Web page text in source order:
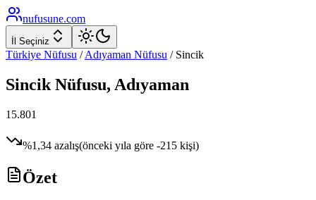
nufusune.com
İl Seçiniz
Türkiye Nüfusu / Adıyaman Nüfusu / Sincik
Sincik Nüfusu, Adıyaman
15.801
%1,34 azalış(önceki yıla göre -215 kişi)
Özet